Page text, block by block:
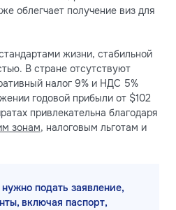
облегчает получение виз для
жизни, стабильной
В стране отсутствуют
налог 9% и НДС 5%
годовой прибыли от $102
привлекательна благодаря
зонам, налоговым льготам и
подать заявление,
включая паспорт,